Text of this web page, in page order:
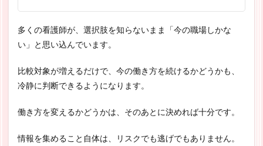
多くの看護師が、選択肢を知らないまま「今の職場しかな
い」と思い込んでいます。
比較対象が増えるだけで、今の働き方を続けるかどうかも、
冷静に判断できるようになります。
働き方を変えるかどうかは、そのあとに決めれば十分です。
情報を集めること自体は、リスクでも逃げでもありません。